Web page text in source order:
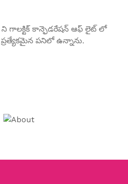
కాన్ఫెడరేషన్ ఆఫ్ లైట్ లో
పనిలో ఉన్నాను.